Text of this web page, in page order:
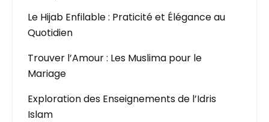
Le Hijab Enfilable : Praticité et Élégance au
Quotidien
Trouver l’Amour : Les Muslima pour le
Mariage
Exploration des Enseignements de l’Idris
Islam